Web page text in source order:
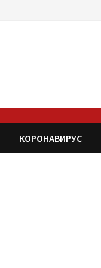
КОРОНАВИРУС